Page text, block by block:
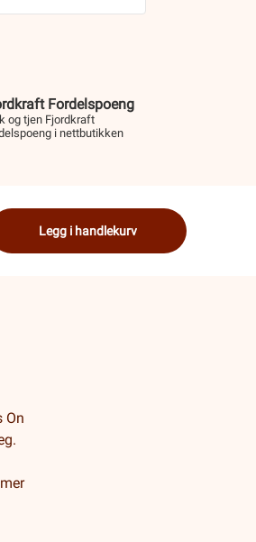
Fordelspoeng
og tjen Fjordkraft
i nettbutikken
Legg i handlekurv
On